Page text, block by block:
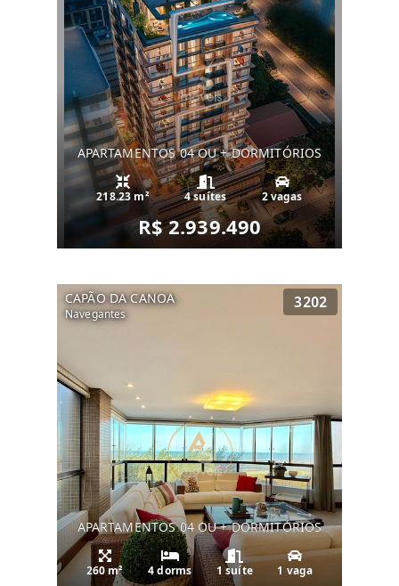
APARTAMENTOS 04 OU + DORMITÓRIOS
218.23 m² 4 suítes 2 vagas
R$ 2.939.490
CAPÃO DA CANOA
Navegantes
3202
APARTAMENTOS 04 OU + DORMITÓRIOS
260 m² 4 dorms 1 suíte 1 vaga